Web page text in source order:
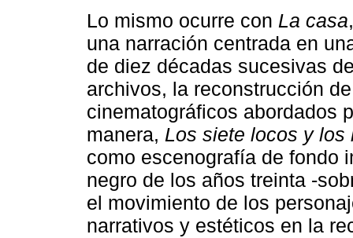
Lo mismo ocurre con La casa
una narración centrada en
de diez décadas sucesivas
archivos, la reconstrucción
cinematográficos abordados
manera, Los siete locos y los
como escenografía de fondo
negro de los años treinta -
el movimiento de los
narrativos y estéticos en la